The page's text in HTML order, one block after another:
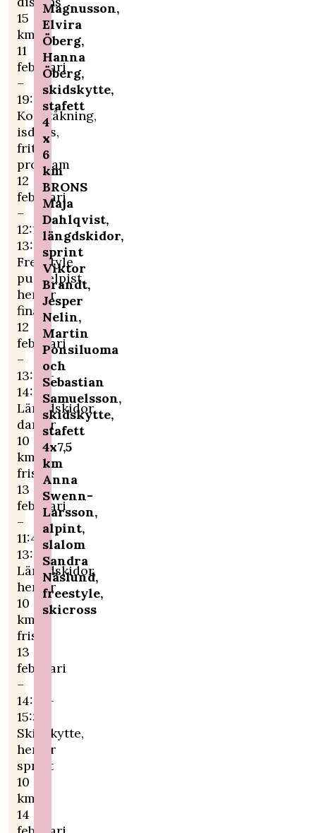
15
km
11
februari
–
19:30
Konståkning,
isdans,
fritt
program
12
februari
–
12:15-
13:25
Freestyle
puckelpist,
herrar
final
12
februari
–
13:00-
14:45
Längdskidor,
damer
10
km
fristil
13
februari
–
11:45-
13:40
Längdskidor,
herrar
10
km
fristil
13
februari
–
14:00-
15:35
Skidskytte,
herrar
sprint
10
km
14
Magnusson,
Elvira
Öberg,
Hanna
Öberg,
skidskytte,
stafett
4
x
6
km
BRONS
Maja
Dahlqvist,
längdskidor,
sprint
Viktor
Brandt,
Jesper
Nelin,
Martin
Ponsiluoma
och
Sebastian
Samuelsson,
skidskytte,
stafett
4x7,5
km
Anna
Swenn-
Larsson,
alpint,
slalom
Sandra
Näslund,
freestyle,
skicross